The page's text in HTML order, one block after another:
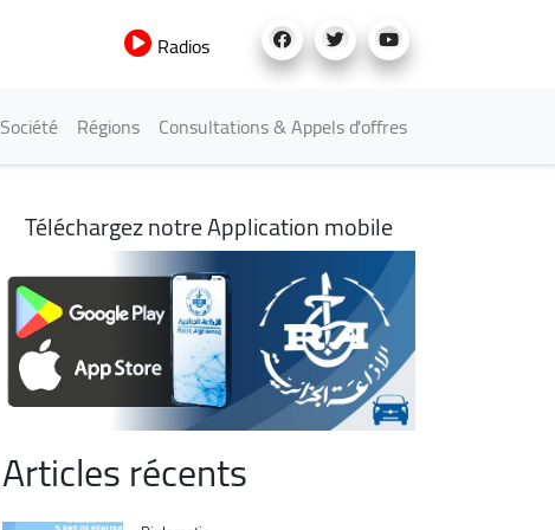
Radios
Société Régions Consultations & Appels d'offres
Téléchargez notre Application mobile
Articles récents